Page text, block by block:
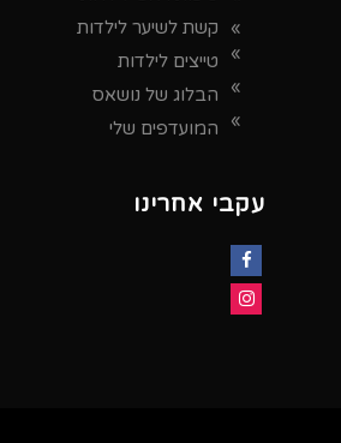
קשת לשיער לילדות
טייצים לילדות
הבלוג של נושאס
המועדפים שלי
עקבי אחרינו
Facebook